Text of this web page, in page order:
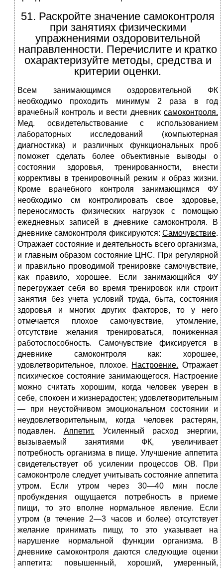
51. Раскройте значение самоконтроля
при занятиях физическими
упражнениями оздоровительной
направленности. Перечислите и кратко
охарактеризуйте методы, средства и
критерии оценки.
Всем занимающимся оздорови­тельной ФК
необходимо проходить минимум 2 раза в год
врачебный контроль и вести дневник самоконтроля.
Мед. освидетельствование с использованием
лабора­торных исследований (компьютерная
диагностика) и различных функциональных проб
поможет сделать более объективные выво­ды о
состоянии здоровья, тренированности, внести
коррективы в тренировочный режим и образ жизни.
Кроме врачебного контроля занимающимся ФУ
необходимо см контролировать свое здо­ровье,
переносимость физических нагрузок с помощью
ежеднев­ных записей в дневнике самоконтроля. В
дневнике самоконтроля фиксируются: Самочувствие.
Отражает состояние и деятельность всего орга­низма,
и главным образом состояние ЦНС. При регулярной
и правильно проводимой тренировке самочувствие,
как правило, хорошее. Если занимающийся ФУ
перегружает себя во время тренировок или стро­ит
занятия без учета условий труда, быта, состояния
здоровья и многих других факторов, то у него
отмечается плохое самочув­ствие, утомление,
отсутствие желания тренироваться, понижен­ная
работоспособность. Самочувствие фиксируется в
дневнике самоконтроля как: хорошее,
удовлетворительное, плохое. Настроение. Отражает
психическое состояние занимающегося. Настроение
можно считать хорошим, когда человек уверен в
себе, спокоен и жизнерадостен; удовлетворительным
— при неустойчи­вом эмоциональном состоянии и
неудовлетворительным, когда че­ловек растерян,
подавлен. Аппетит. Усиленный расход энергии,
вызываемый занятиями ФК, увеличивает
потребность организма в пище. Улучшение аппетита
свидетельствует об усилении процессов ОВ. При
самоконтроле следует учитывать состояние ап­петита
утром. Если утром через 30—40 мин после
пробуждения ощущается потребность в приеме
пищи, то это вполне нормаль­ное явление. Если
утром (в течение 2—3 часов и более) отсутству­ет
желание принимать пищу, то это указывает на
нарушение нор­мальной функции организма. В
дневнике самоконтроля даются следующие оценки
аппетита: повышенный, хороший, умеренный,